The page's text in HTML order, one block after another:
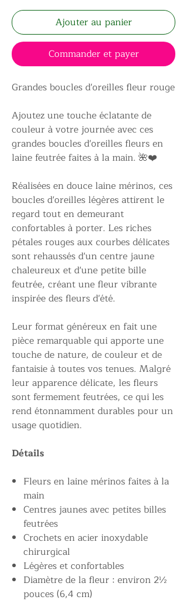
Ajouter au panier
Commander et payer
Grandes boucles d'oreilles fleur rouge
Ajoutez une touche éclatante de
couleur à votre journée avec ces
grandes boucles d'oreilles fleurs en
laine feutrée faites à la main. 🌺❤️
Réalisées en douce laine mérinos, ces
boucles d'oreilles légères attirent le
regard tout en demeurant
confortables à porter. Les riches
pétales rouges aux courbes délicates
sont rehaussés d'un centre jaune
chaleureux et d'une petite bille
feutrée, créant une fleur vibrante
inspirée des fleurs d'été.
Leur format généreux en fait une
pièce remarquable qui apporte une
touche de nature, de couleur et de
fantaisie à toutes vos tenues. Malgré
leur apparence délicate, les fleurs
sont fermement feutrées, ce qui les
rend étonnamment durables pour un
usage quotidien.
Détails
Fleurs en laine mérinos faites à la
main
Centres jaunes avec petites billes
feutrées
Crochets en acier inoxydable
chirurgical
Légères et confortables
Diamètre de la fleur : environ 2½
pouces (6,4 cm)